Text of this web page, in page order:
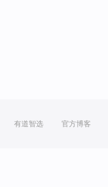
有道智选 官方博客